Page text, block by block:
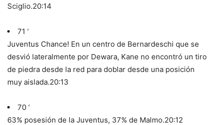
Sciglio.20:14
71 ‘
Juventus Chance! En un centro de Bernardeschi que se
desvió lateralmente por Dewara, Kane no encontró un tiro
de piedra desde la red para doblar desde una posición
muy aislada.20:13
70 ‘
63% posesión de la Juventus, 37% de Malmo.20:12